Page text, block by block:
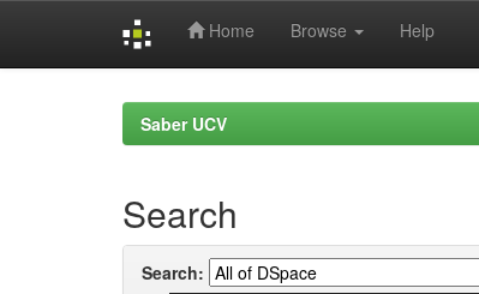
Home Browse Help
Saber UCV
Search
Search: